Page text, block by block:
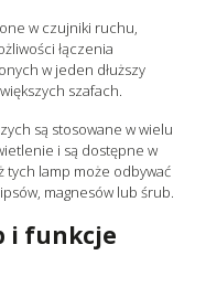
w czujniki ruchu,
łączenia
w jeden dłuższy
szafach.
są stosowane w wielu
i są dostępne w
lamp może odbywać
magnesów lub śrub.
i funkcje